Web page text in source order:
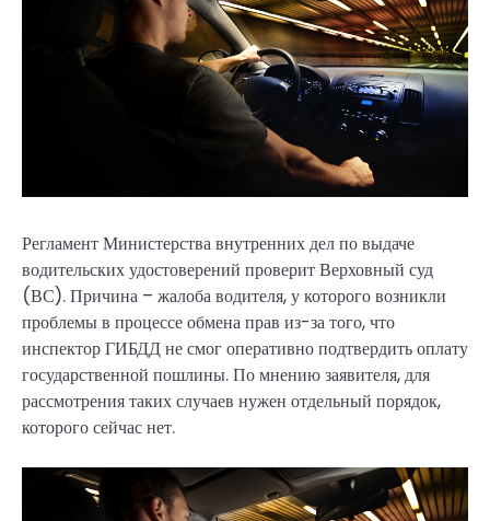
Регламент Министерства внутренних дел по выдаче
водительских удостоверений проверит Верховный суд
(ВС). Причина – жалоба водителя, у которого возникли
проблемы в процессе обмена прав из-за того, что
инспектор ГИБДД не смог оперативно подтвердить оплату
государственной пошлины. По мнению заявителя, для
рассмотрения таких случаев нужен отдельный порядок,
которого сейчас нет.